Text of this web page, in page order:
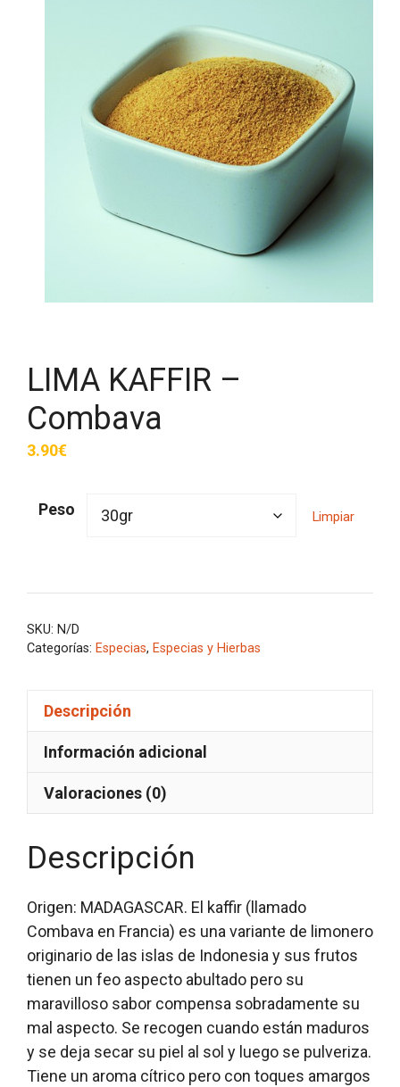
LIMA KAFFIR –
Combava
3.90€
Peso Limpiar
SKU: N/D
Categorías: Especias, Especias y Hierbas
Descripción
Información adicional
Valoraciones (0)
Descripción
Origen: MADAGASCAR. El kaffir (llamado
Combava en Francia) es una variante de limonero
originario de las islas de Indonesia y sus frutos
tienen un feo aspecto abultado pero su
maravilloso sabor compensa sobradamente su
mal aspecto. Se recogen cuando están maduros
y se deja secar su piel al sol y luego se pulveriza.
Tiene un aroma cítrico pero con toques amargos